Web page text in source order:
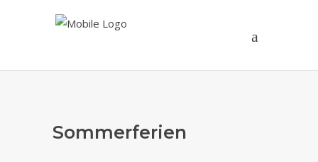
Sommerferien